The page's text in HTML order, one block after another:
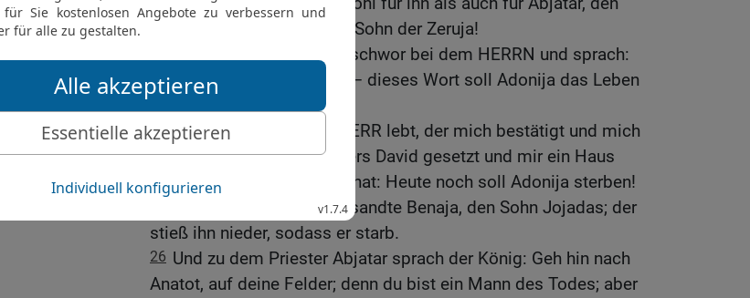
Priester, und für Joab, den Sohn der Zeruja!
Und der König Salomo schwor bei dem HERRN und sprach:
Gott tue mir dies und das — dieses Wort soll Adonija das Leben
24 Und nun, so wahr der HERR lebt, der mich bestätigt und mich
auf den Thron meines Vaters David gesetzt und mir ein Haus
bereitet hat, wie er gesagt hat: Heute noch soll Adonija sterben!
Und der König Salomo sandte Benaja, den Sohn Jojadas; der
stieß ihn nieder, sodass er starb.
26 Und zu dem Priester Abjatar sprach der König: Geh hin nach
Anatot, auf deine Felder; denn du bist ein Mann des Todes; aber